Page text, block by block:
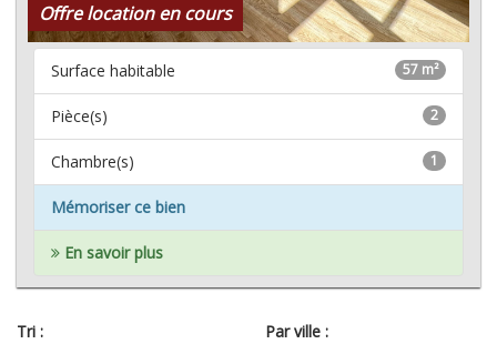
Offre location en cours
57 m²
Surface habitable
2
Pièce(s)
1
Chambre(s)
Mémoriser ce bien
En savoir plus
Tri : Par ville :